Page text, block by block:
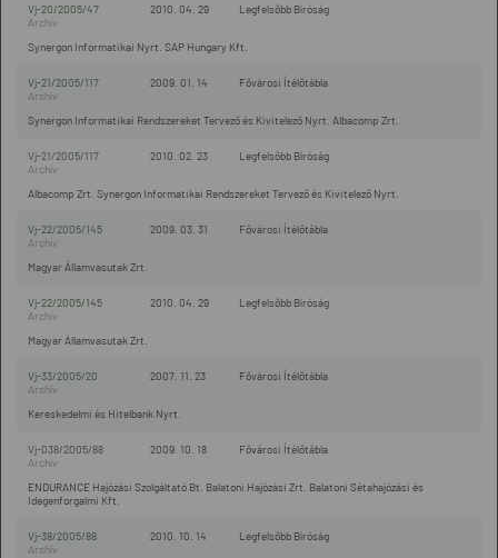
2010. 04. 29
Vj-20/2005/47
Synergon Informatikai Nyrt. SAP Hungary Kft.
Legfelsőbb Bíróság
2009. 01. 14
Vj-21/2005/117
Synergon Informatikai Rendszereket Tervező és Kivitelező Nyrt. Albacomp Zrt.
Fővárosi Ítélőtábla
2010. 02. 23
Vj-21/2005/117
Albacomp Zrt. Synergon Informatikai Rendszereket Tervező és Kivitelező Nyrt.
Legfelsőbb Bíróság
2009. 03. 31
Vj-22/2005/145
Magyar Államvasutak Zrt.
Fővárosi Ítélőtábla
2010. 04. 29
Vj-22/2005/145
Magyar Államvasutak Zrt.
Legfelsőbb Bíróság
2007. 11. 23
Vj-33/2005/20
Kereskedelmi és Hitelbank Nyrt.
Fővárosi Ítélőtábla
2009. 10. 18
Vj-038/2005/88
ENDURANCE Hajózási Szolgáltató Bt. Balatoni Hajózási Zrt. Balatoni Sétahajózási és
Idegenforgalmi Kft.
Fővárosi Ítélőtábla
2010. 10. 14
Vj-38/2005/88 Legfelsőbb Bíróság